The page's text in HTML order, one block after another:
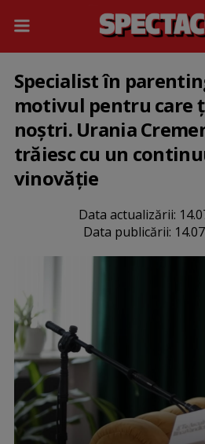
Specialist în
motivul pentru care
noștri. Urania
trăiesc cu un
vinovăție
Data actualizării:
Data publicării: